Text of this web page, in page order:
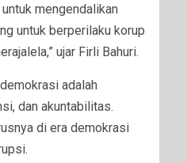
mengendalikan
untuk berperilaku korup
ujar Firli Bahuri.
adalah
dan akuntabilitas.
di era demokrasi